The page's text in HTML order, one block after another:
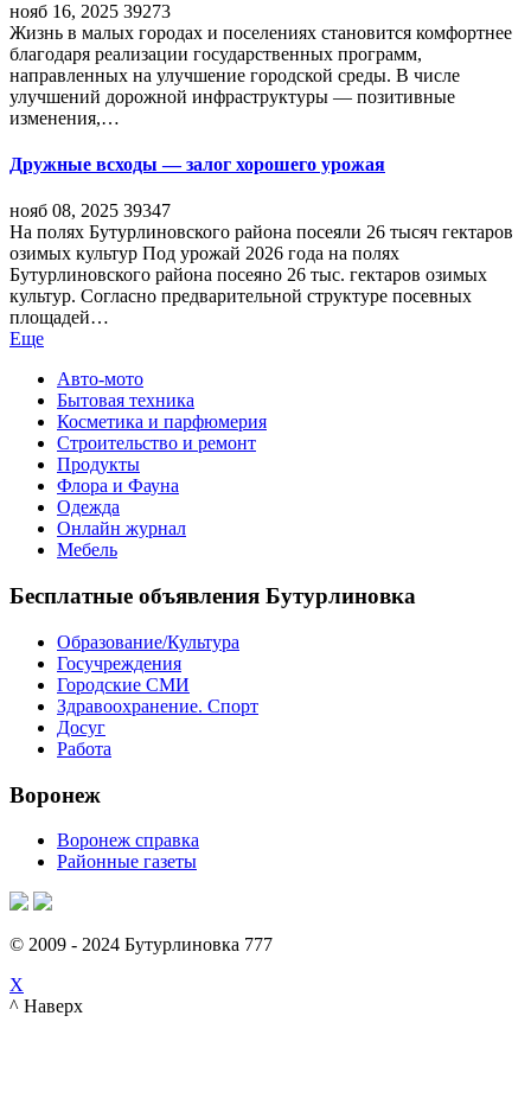
нояб 16, 2025 39273
Жизнь в малых городах и поселениях становится комфортнее
благодаря реализации государственных программ,
направленных на улучшение городской среды. В числе
улучшений дорожной инфраструктуры — позитивные
изменения,…
Дружные всходы — залог хорошего урожая
нояб 08, 2025 39347
На полях Бутурлиновского района посеяли 26 тысяч гектаров
озимых культур Под урожай 2026 года на полях
Бутурлиновского района посеяно 26 тыс. гектаров озимых
культур. Согласно предварительной структуре посевных
площадей…
Еще
Авто-мото
Бытовая техника
Косметика и парфюмерия
Строительство и ремонт
Продукты
Флора и Фауна
Одежда
Онлайн журнал
Мебель
Бесплатные объявления Бутурлиновка
Образование/Культура
Госучреждения
Городские СМИ
Здравоохранение. Спорт
Досуг
Работа
Воронеж
Воронеж справка
Районные газеты
© 2009 - 2024 Бутурлиновка 777
X
^ Наверх